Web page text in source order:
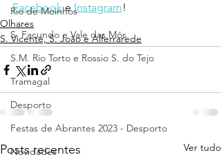
Rio de Moinhos
S. Facundo e Vale das Mós
S.M. Rio Torto e Rossio S. do Tejo
Tramagal
Desporto
Festas de Abrantes 2023 - Desporto
Novidades
Facebook e Instagram!
Olhares
S. Vicente, S. João e Alferrarede
Posts recentes Ver tudo